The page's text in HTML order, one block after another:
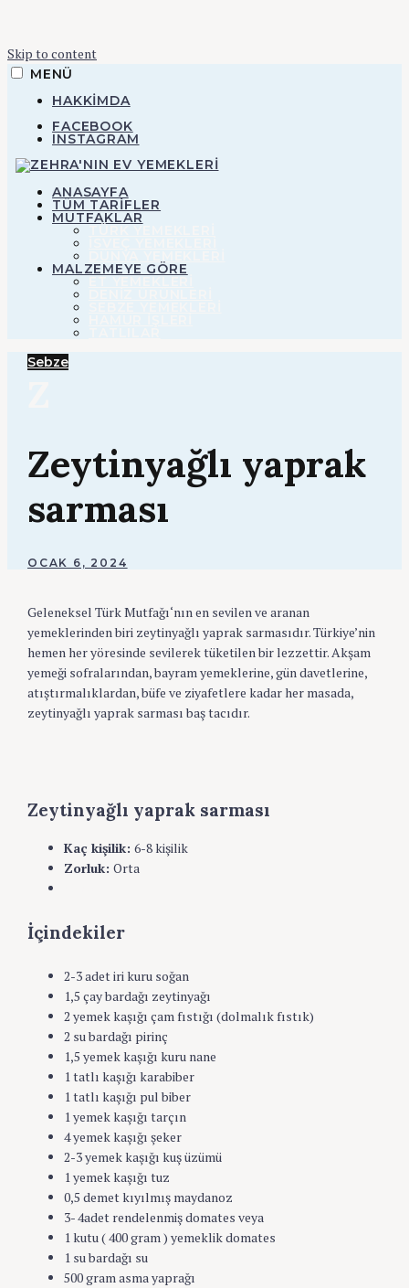
Skip to content
MENÜ
HAKKIMDA
FACEBOOK
INSTAGRAM
Zehra'nın Ev
Yemekleri
ZEHRA'NIN EV YEMEKLERI
ANASAYFA
TÜM TARİFLER
MUTFAKLAR
MALZEMEYE GÖRE
Sebze
Zeytinyağlı yaprak
sarması
BY
OCAK 6, 2024
Geleneksel Türk Mutfağı‘nın en sevilen ve aranan
yemeklerinden biri zeytinyağlı yaprak sarmasıdır. Türkiye’nin
hemen her yöresinde sevilerek tüketilen bir lezzettir. Akşam
yemeği sofralarından, bayram yemeklerine, gün davetlerine,
atıştırmalıklardan, büfe ve ziyafetlere kadar her masada,
zeytinyağlı yaprak sarması baş tacıdır.
Zeytinyağlı yaprak sarması
Kaç kişilik: 6-8 kişilik
Zorluk: Orta
İçindekiler
2-3 adet iri kuru soğan
1,5 çay bardağı zeytinyağı
2 yemek kaşığı çam fıstığı (dolmalık fıstık)
2 su bardağı pirinç
1,5 yemek kaşığı kuru nane
1 tatlı kaşığı karabiber
1 tatlı kaşığı pul biber
1 yemek kaşığı tarçın
4 yemek kaşığı şeker
2-3 yemek kaşığı kuş üzümü
1 yemek kaşığı tuz
0,5 demet kıyılmış maydanoz
3- 4adet rendelenmiş domates veya
1 kutu ( 400 gram ) yemeklik domates
1 su bardağı su
500 gram asma yaprağı